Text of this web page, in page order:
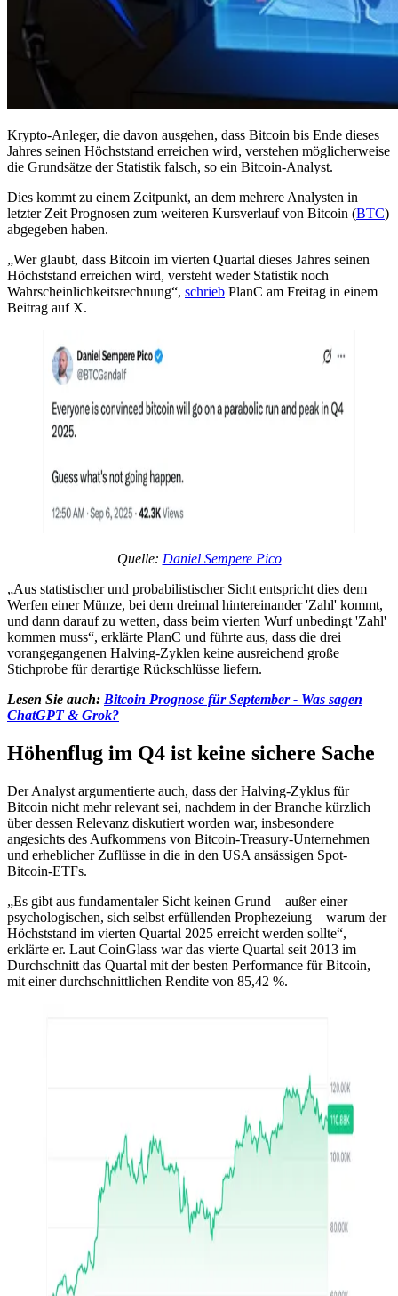
Krypto-Anleger, die davon ausgehen, dass Bitcoin bis Ende dieses
Jahres seinen Höchststand erreichen wird, verstehen möglicherweise
die Grundsätze der Statistik falsch, so ein Bitcoin-Analyst.
Dies kommt zu einem Zeitpunkt, an dem mehrere Analysten in
letzter Zeit Prognosen zum weiteren Kursverlauf von Bitcoin (BTC)
abgegeben haben.
„Wer glaubt, dass Bitcoin im vierten Quartal dieses Jahres seinen
Höchststand erreichen wird, versteht weder Statistik noch
Wahrscheinlichkeitsrechnung“, schrieb PlanC am Freitag in einem
Beitrag auf X.
Quelle: Daniel Sempere Pico
„Aus statistischer und probabilistischer Sicht entspricht dies dem
Werfen einer Münze, bei dem dreimal hintereinander 'Zahl' kommt,
und dann darauf zu wetten, dass beim vierten Wurf unbedingt 'Zahl'
kommen muss“, erklärte PlanC und führte aus, dass die drei
vorangegangenen Halving-Zyklen keine ausreichend große
Stichprobe für derartige Rückschlüsse liefern.
Lesen Sie auch: Bitcoin Prognose für September - Was sagen
ChatGPT & Grok?
Höhenflug im Q4 ist keine sichere Sache
Der Analyst argumentierte auch, dass der Halving-Zyklus für
Bitcoin nicht mehr relevant sei, nachdem in der Branche kürzlich
über dessen Relevanz diskutiert worden war, insbesondere
angesichts des Aufkommens von Bitcoin-Treasury-Unternehmen
und erheblicher Zuflüsse in die in den USA ansässigen Spot-
Bitcoin-ETFs.
„Es gibt aus fundamentaler Sicht keinen Grund – außer einer
psychologischen, sich selbst erfüllenden Prophezeiung – warum der
Höchststand im vierten Quartal 2025 erreicht werden sollte“,
erklärte er. Laut CoinGlass war das vierte Quartal seit 2013 im
Durchschnitt das Quartal mit der besten Performance für Bitcoin,
mit einer durchschnittlichen Rendite von 85,42 %.